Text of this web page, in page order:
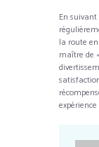
En
la route
maître de